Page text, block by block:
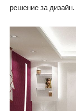
решение за дизайн.